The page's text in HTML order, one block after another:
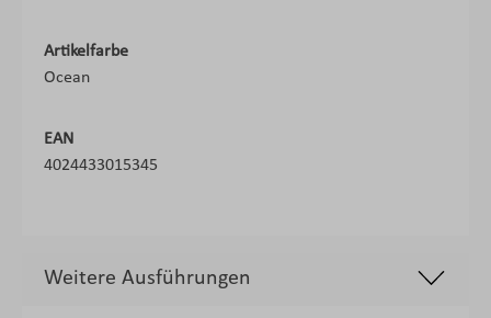
Artikelfarbe
Ocean
EAN
4024433015345
Weitere Ausführungen